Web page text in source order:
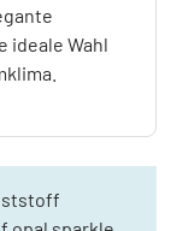
ideale Wahl